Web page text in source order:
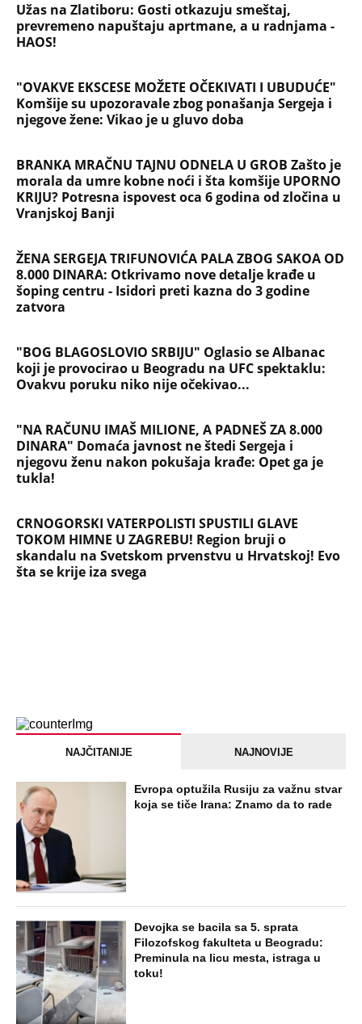
Užas na Zlatiboru: Gosti otkazuju smeštaj,
prevremeno napuštaju aprtmane, a u radnjama -
HAOS!
"OVAKVE EKSCESE MOŽETE OČEKIVATI I UBUDUĆE"
Komšije su upozoravale zbog ponašanja Sergeja i
njegove žene: Vikao je u gluvo doba
BRANKA MRAČNU TAJNU ODNELA U GROB Zašto je
morala da umre kobne noći i šta komšije UPORNO
KRIJU? Potresna ispovest oca 6 godina od zločina u
Vranjskoj Banji
ŽENA SERGEJA TRIFUNOVIĆA PALA ZBOG SAKOA OD
8.000 DINARA: Otkrivamo nove detalje krađe u
šoping centru - Isidori preti kazna do 3 godine
zatvora
"BOG BLAGOSLOVIO SRBIJU" Oglasio se Albanac
koji je provocirao u Beogradu na UFC spektaklu:
Ovakvu poruku niko nije očekivao...
"NA RAČUNU IMAŠ MILIONE, A PADNEŠ ZA 8.000
DINARA" Domaća javnost ne štedi Sergeja i
njegovu ženu nakon pokušaja krađe: Opet ga je
tukla!
CRNOGORSKI VATERPOLISTI SPUSTILI GLAVE
TOKOM HIMNE U ZAGREBU! Region bruji o
skandalu na Svetskom prvenstvu u Hrvatskoj! Evo
šta se krije iza svega
NAJČITANIJE NAJNOVIJE
Evropa optužila Rusiju za važnu stvar
koja se tiče Irana: Znamo da to rade
Devojka se bacila sa 5. sprata
Filozofskog fakulteta u Beogradu:
Preminula na licu mesta, istraga u
toku!